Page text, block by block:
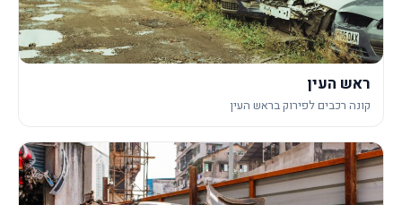
ראש העין
קונה רכבים לפירוק בראש העין